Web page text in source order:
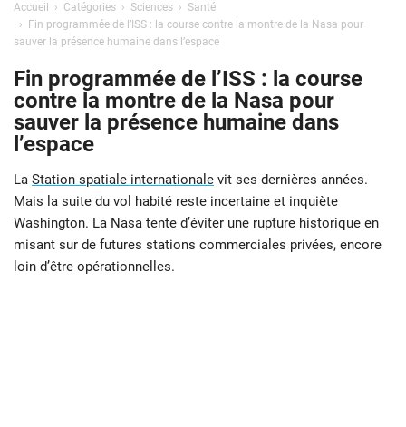
Accueil Catégories Sciences
Santé
Fin programmée de l’ISS : la course contre la montre de la Nasa pour
sauver la présence humaine dans l’espace
Fin programmée de l’ISS : la course
contre la montre de la Nasa pour
sauver la présence humaine dans
l’espace
La Station spatiale internationale vit ses dernières années.
Mais la suite du vol habité reste incertaine et inquiète
Washington. La Nasa tente d’éviter une rupture historique en
misant sur de futures stations commerciales privées, encore
loin d’être opérationnelles.